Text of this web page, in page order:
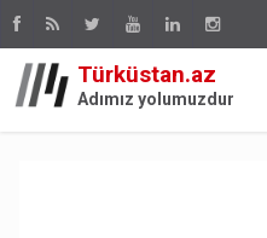
Türküstan.az
Adımız yolumuzdur